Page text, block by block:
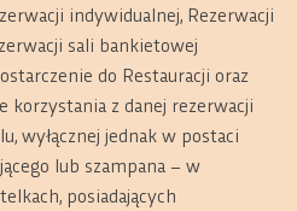
indywidualnej, Rezerwacji
sali bankietowej
do Restauracji oraz
korzystania z danej rezerwacji
wyłącznej jednak w postaci
lub szampana – w
posiadających